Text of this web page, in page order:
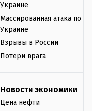
Украине
Массированная атака по
Украине
Взрывы в России
Потери врага
Новости экономики
Цена нефти